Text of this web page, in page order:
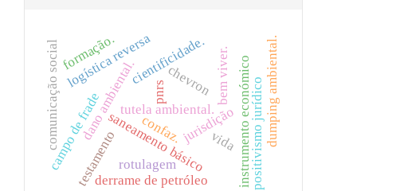
saneamento básico
tutela ambiental.
vida
testamento
dano ambiental.
campo de frade
chevron
derrame de petróleo instrumento económico
cientificidade.
jurisdição
confaz.
logística reversa bem viver.
pnrs
comunicação social positivismo jurídicodumping ambiental.
rotulagem
formação.